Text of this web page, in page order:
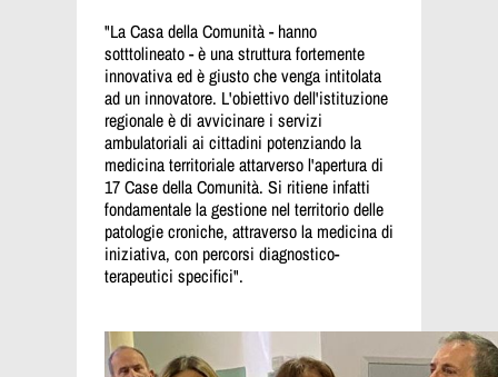
"La Casa della Comunità - hanno
sotttolineato - è una struttura fortemente
innovativa ed è giusto che venga intitolata
ad un innovatore. L'obiettivo dell'istituzione
regionale è di avvicinare i servizi
ambulatoriali ai cittadini potenziando la
medicina territoriale attarverso l'apertura di
17 Case della Comunità. Si ritiene infatti
fondamentale la gestione nel territorio delle
patologie croniche, attraverso la medicina di
iniziativa, con percorsi diagnostico-
terapeutici specifici".